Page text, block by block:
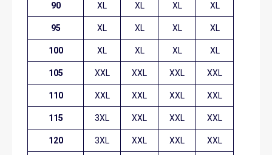
90 XL XL XL XL
95 XL XL XL XL
100 XL XL XL XL
105 XXL XXL XXL XXL
110 XXL XXL XXL XXL
115 3XL XXL XXL XXL
120 3XL XXL XXL XXL